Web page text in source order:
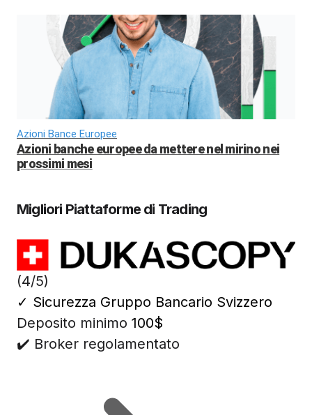
Azioni Bance Europee
Azioni banche europee da mettere nel mirino nei
prossimi mesi
Migliori Piattaforme di Trading
(4/5)
✓ Sicurezza Gruppo Bancario Svizzero
Deposito minimo 100$
✔️ Broker regolamentato